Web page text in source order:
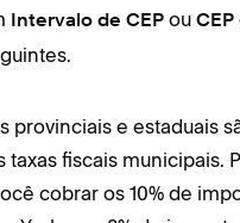
Intervalo de CEP ou CEP
provinciais e estaduais
taxas fiscais municipais.
cobrar os 10% de